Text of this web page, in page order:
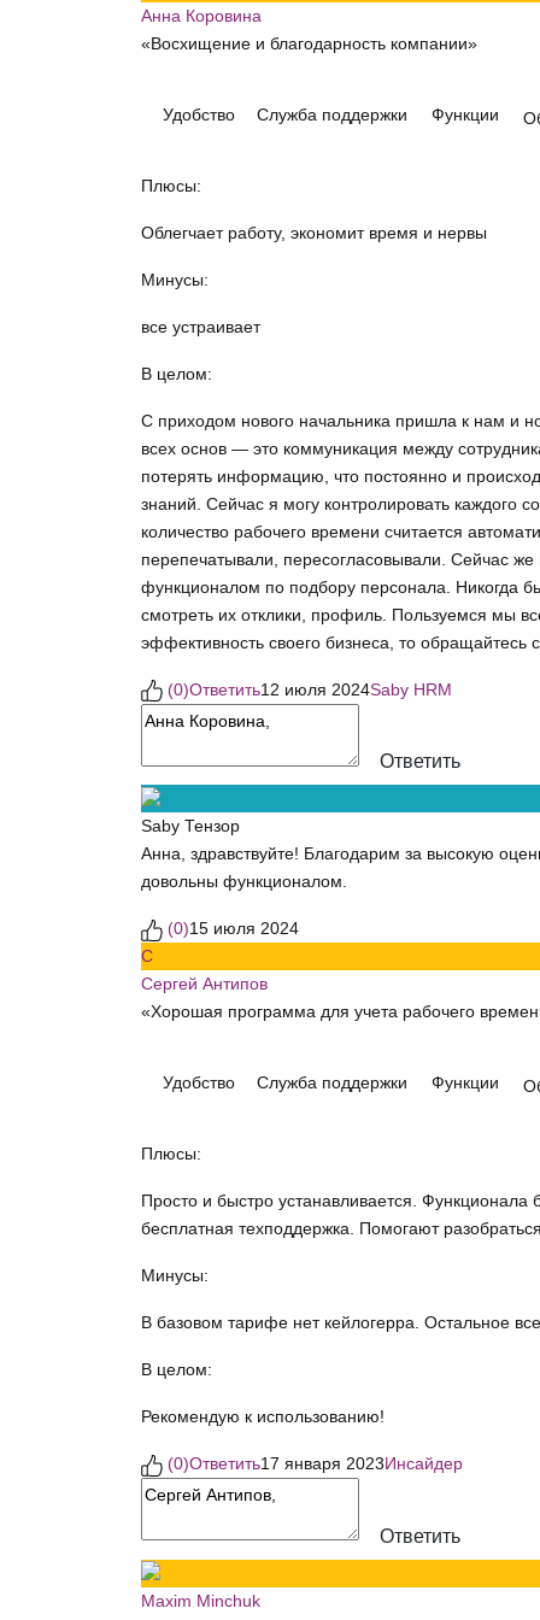
Анна Коровина
«Восхищение и благодарность компании»
Удобство Служба поддержки Функции
Плюсы:
Облегчает работу, экономит время и нервы
Минусы:
все устраивает
В целом:
С приходом нового начальника пришла к нам и
всех основ — это коммуникация между
потерять информацию, что постоянно и
знаний. Сейчас я могу контролировать каждого
количество рабочего времени считается
перепечатывали, пересогласовывали. Сейчас же
функционалом по подбору персонала. Никогда
смотреть их отклики, профиль. Пользуемся мы
эффективность своего бизнеса, то обращайтесь
(0)Ответить12 июля 2024Saby HRM
Ответить
Saby Тензор
Анна, здравствуйте! Благодарим за высокую
довольны функционалом.
(0)15 июля 2024
С
Сергей Антипов
«Хорошая программа для учета рабочего
Удобство Служба поддержки Функции
Плюсы:
Просто и быстро устанавливается.
бесплатная техподдержка. Помогают
Минусы:
В базовом тарифе нет кейлогерра. Остальное
В целом:
Рекомендую к использованию!
(0)Ответить17 января 2023Инсайдер
Ответить
Maxim Minchuk